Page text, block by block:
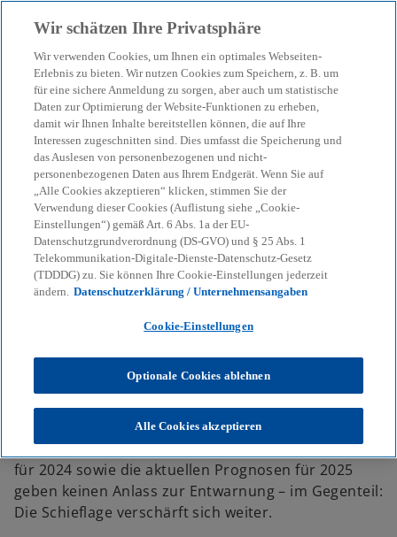
menu search
Deutsch-chinesischer
Außenhandel weiterhin in
Schieflage
13-11-2025
Share
w
i
r
n
e
u
R
g
i
s
t
r
w
i
r
n
e
n
r
e
u
e
n
R
g
i
t
e
r
w
i
r
n
e
n
r
e
u
n
R
g
i
s
t
e
r
KPMG Themen
Geopolitics & Defence
Deutsch-chinesischer Außenhandel weiterhin in Schieflage
Deutschlands Außenhandel mitChina
i
r
d
aus der Balance geraten. Die vorliegenden Zahlen
für 2024 sowie die aktuellen Prognosen für 2025
geben keinen Anlass zur Entwarnung – im Gegenteil:
Die Schieflage verschärft sich weiter.
Wir schätzen Ihre Privatsphäre
Wir verwenden Cookies, um Ihnen ein optimales Webseiten-
Erlebnis zu bieten. Wir nutzen Cookies zum Speichern, z. B. um
für eine sichere Anmeldung zu sorgen, aber auch um statistische
Daten zur Optimierung der Website-Funktionen zu erheben,
damit wir Ihnen Inhalte bereitstellen können, die auf Ihre
Interessen zugeschnitten sind. Dies umfasst die Speicherung und
das Auslesen von personenbezogenen und nicht-
personenbezogenen Daten aus Ihrem Endgerät. Wenn Sie auf
„Alle Cookies akzeptieren“ klicken, stimmen Sie der
Verwendung dieser Cookies (Auflistung siehe „Cookie-
Einstellungen“) gemäß Art. 6 Abs. 1a der EU-
Datenschutzgrundverordnung (DS-GVO) und § 25 Abs. 1
Telekommunikation-Digitale-Dienste-Datenschutz-Gesetz
(TDDDG) zu. Sie können Ihre Cookie-Einstellungen jederzeit
ändern. Datenschutzerklärung / Unternehmensangaben
Cookie-Einstellungen
Optionale Cookies ablehnen
Alle Cookies akzeptieren